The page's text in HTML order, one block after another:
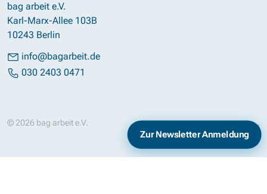
bag arbeit e.V.
Karl-Marx-Allee 103B
10243 Berlin
info@bagarbeit.de
030 2403 0471
© 2026 bag arbeit e.V. Datenschutz
Zur Newsletter Anmeldung